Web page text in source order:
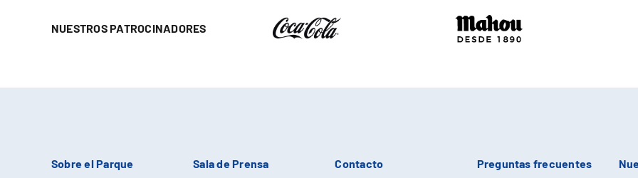
NUESTROS PATROCINADORES
Sobre el Parque Sala de Prensa Contacto Preguntas frecuentes